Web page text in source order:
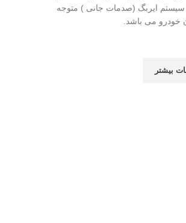
ایربگ (صدمات جانی ) متوجه
خودرو می باشد.
بیشتر